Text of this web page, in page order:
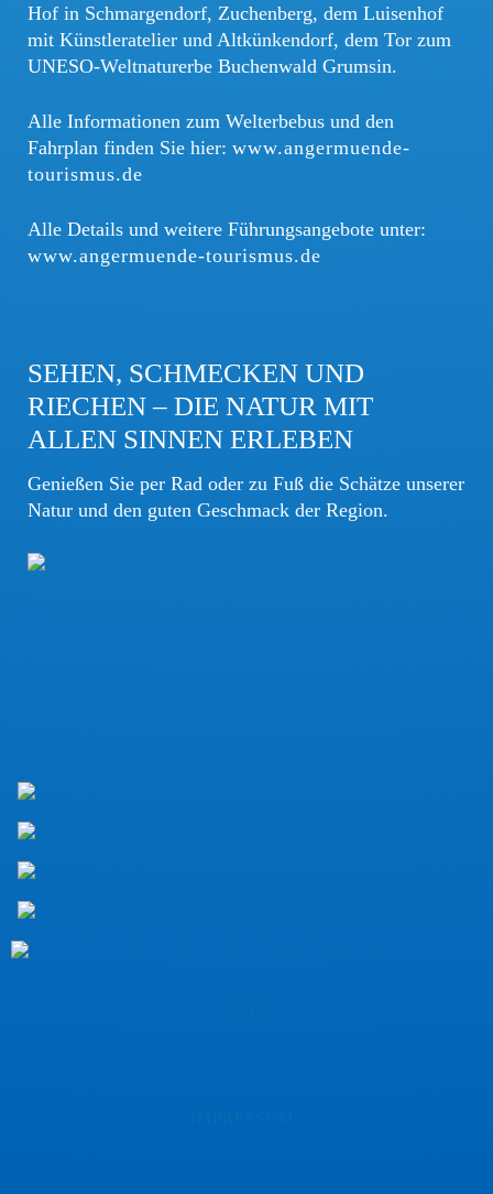
Hof in Schmargendorf, Zuchenberg, dem Luisenhof
mit Künstleratelier und Altkünkendorf, dem Tor zum
UNESO-Weltnaturerbe Buchenwald Grumsin.
Alle Informationen zum Welterbebus und den
Fahrplan finden Sie hier: www.angermuende-
tourismus.de
Alle Details und weitere Führungsangebote unter:
www.angermuende-tourismus.de
SEHEN, SCHMECKEN UND
RIECHEN – DIE NATUR MIT
ALLEN SINNEN ERLEBEN
Genießen Sie per Rad oder zu Fuß die Schätze unserer
Natur und den guten Geschmack der Region.